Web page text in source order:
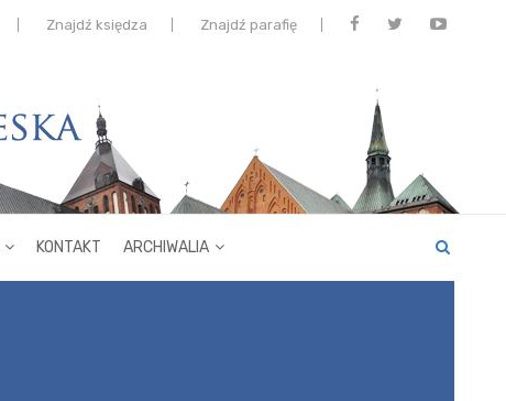
Znajdź księdza Znajdź parafię
KONTAKT ARCHIWALIA